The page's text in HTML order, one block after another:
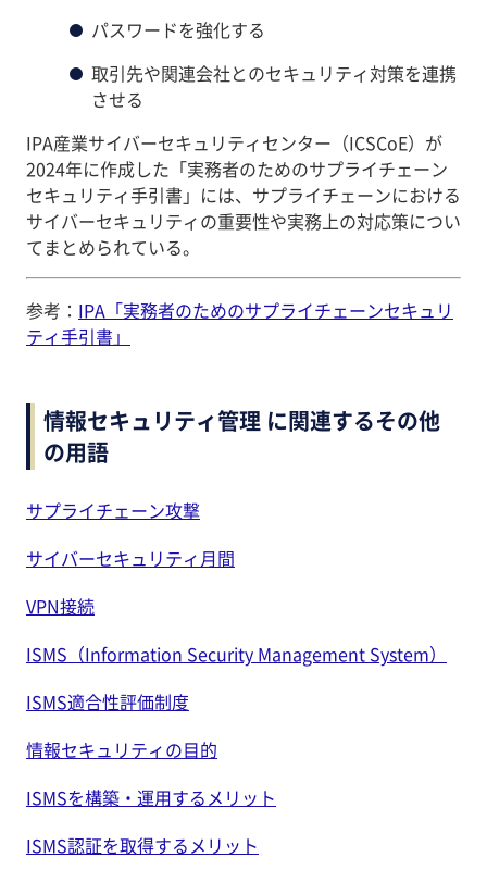
パスワードを強化する
取引先や関連会社とのセキュリティ対策を連携
させる
IPA産業サイバーセキュリティセンター（ICSCoE）が
2024年に作成した「実務者のためのサプライチェーン
セキュリティ手引書」には、サプライチェーンにおける
サイバーセキュリティの重要性や実務上の対応策につい
てまとめられている。
参考： IPA「実務者のためのサプライチェーンセキュリ
ティ手引書」
情報セキュリティ管理 に関連するその他
の用語
サプライチェーン攻撃
サイバーセキュリティ月間
VPN接続
ISMS（Information Security Management System）
ISMS適合性評価制度
情報セキュリティの目的
ISMSを構築・運用するメリット
ISMS認証を取得するメリット